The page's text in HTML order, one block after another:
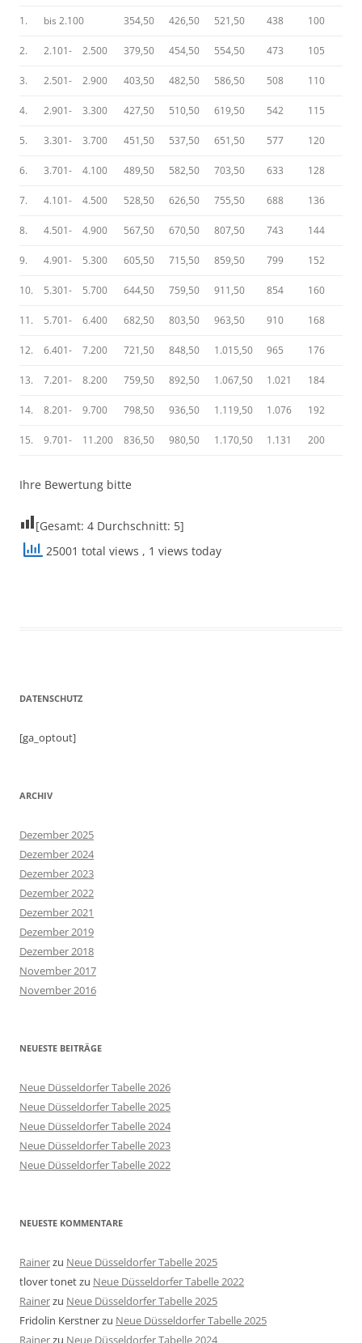
1. bis 2.100 354,50 426,50 521,50 438 100
2. 2.101- 2.500 379,50 454,50 554,50 473 105
3. 2.501- 2.900 403,50 482,50 586,50 508 110
4. 2.901- 3.300 427,50 510,50 619,50 542 115
5. 3.301- 3.700 451,50 537,50 651,50 577 120
6. 3.701- 4.100 489,50 582,50 703,50 633 128
7. 4.101- 4.500 528,50 626,50 755,50 688 136
8. 4.501- 4.900 567,50 670,50 807,50 743 144
9. 4.901- 5.300 605,50 715,50 859,50 799 152
10. 5.301- 5.700 644,50 759,50 911,50 854 160
11. 5.701- 6.400 682,50 803,50 963,50 910 168
12. 6.401- 7.200 721,50 848,50 1.015,50 965 176
13. 7.201- 8.200 759,50 892,50 1.067,50 1.021 184
14. 8.201- 9.700 798,50 936,50 1.119,50 1.076 192
15. 9.701- 11.200 836,50 980,50 1.170,50 1.131 200
Ihre Bewertung bitte
[Gesamt: 4 Durchschnitt: 5]
25001 total views , 1 views today
DATENSCHUTZ
[ga_optout]
ARCHIV
Dezember 2025
Dezember 2024
Dezember 2023
Dezember 2022
Dezember 2021
Dezember 2019
Dezember 2018
November 2017
November 2016
NEUESTE BEITRÄGE
Neue Düsseldorfer Tabelle 2026
Neue Düsseldorfer Tabelle 2025
Neue Düsseldorfer Tabelle 2024
Neue Düsseldorfer Tabelle 2023
Neue Düsseldorfer Tabelle 2022
NEUESTE KOMMENTARE
Rainerzu Neue Düsseldorfer Tabelle 2025
tlover tonetzu Neue Düsseldorfer Tabelle 2022
Rainerzu Neue Düsseldorfer Tabelle 2025
Fridolin Kerstnerzu Neue Düsseldorfer Tabelle 2025
Rainerzu Neue Düsseldorfer Tabelle 2024